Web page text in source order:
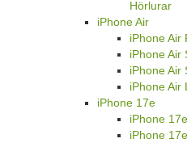
Hörlurar
iPhone Air
iPhone Air
iPhone Air
iPhone Air
iPhone Air
iPhone 17e
iPhone
iPhone